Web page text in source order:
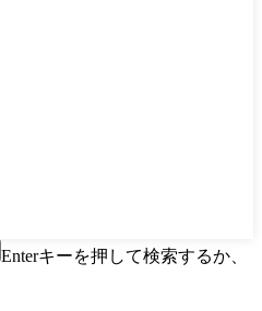
Enterキーを押して検索するか、